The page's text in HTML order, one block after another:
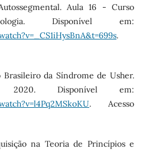
Aula 16 - Curso
Disponível em:
.
Brasileiro da Síndrome de Usher.
Disponível em:
. Acesso
na Teoria de Princípios e